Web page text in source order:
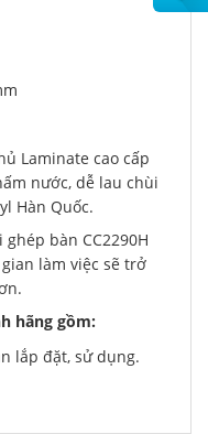
Laminate cao cấp
nước, dễ lau chùi
Hàn Quốc.
bàn CC2290H
làm việc sẽ trở
hãng gồm:
lắp đặt, sử dụng.